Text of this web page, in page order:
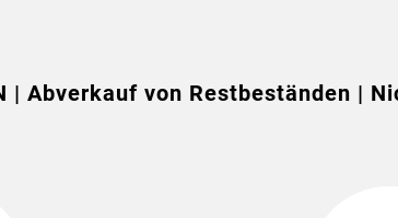
| Abverkauf von Restbeständen |